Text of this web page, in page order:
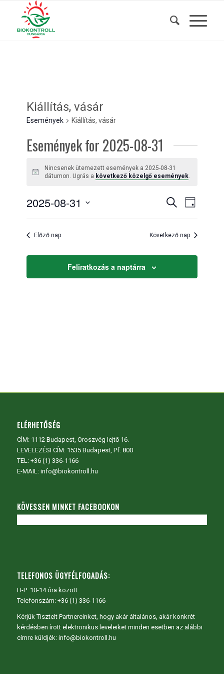
Kiállítás, vásár
Események Kiállítás, vásár
Események for 2025-08-31
Notice
Nincsenek ütemezett események a 2025-08-31
dátumon. Ugrás a következő közelgő események.
Események
keresése
és
választás
Keresett
kifejezés
Esemény
nézet
Nap
2025-08-31
Előző nap
Következő nap
Feliratkozás a naptárra
ELÉRHETŐSÉG
CÍM: 1112 Budapest, Oroszvég lejtő 16.
LEVELEZÉSI CÍM: 1535 Budapest, Pf. 800
TEL: +36 (1) 336-1166
E-MAIL: info@biokontroll.hu
KÖVESSEN MINKET FACEBOOKON
TELEFONOS ÜGYFÉLFOGADÁS:
H-P: 10-14 óra között
Telefonszám: +36 (1) 336-1166
Kérjük Tisztelt Partnereinket, hogy akár általános, akár konkrét
kérdésben írott elektronikus leveleiket minden esetben az alábbi
címre küldjék: info@biokontroll.hu